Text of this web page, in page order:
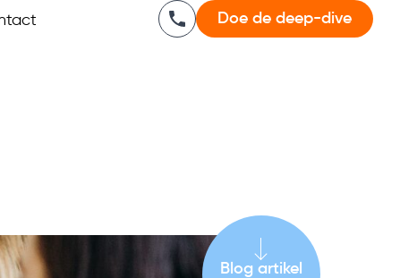
Doe de deep-dive
Blog artikel